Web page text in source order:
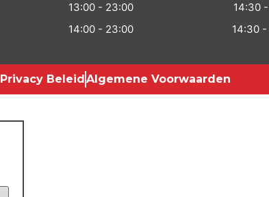
13:00 - 23:00
14:30
14:00 - 23:00 14:30
Privacy BeleidAlgemene Voorwaarden​